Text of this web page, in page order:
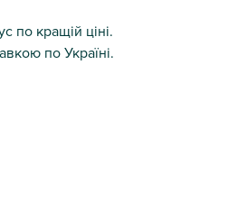
по кращій ціні.
по Україні.